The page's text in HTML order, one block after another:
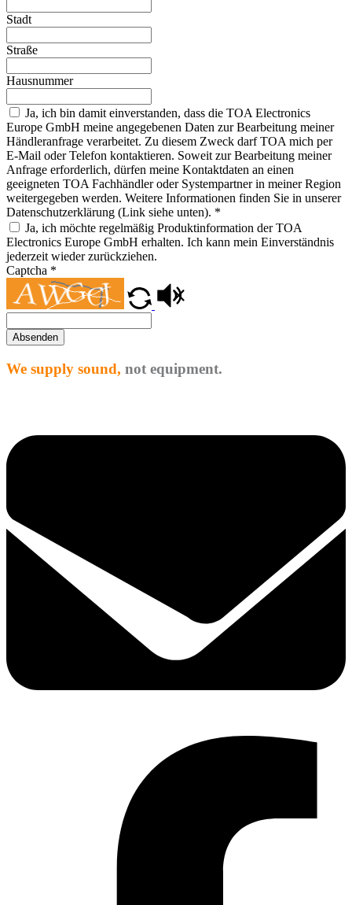
Stadt
Straße
Hausnummer
Ja, ich bin damit einverstanden, dass die TOA Electronics
Europe GmbH meine angegebenen Daten zur Bearbeitung meiner
Händleranfrage verarbeitet. Zu diesem Zweck darf TOA mich per
E-Mail oder Telefon kontaktieren. Soweit zur Bearbeitung meiner
Anfrage erforderlich, dürfen meine Kontaktdaten an einen
geeigneten TOA Fachhändler oder Systempartner in meiner Region
weitergegeben werden. Weitere Informationen finden Sie in unserer
Datenschutzerklärung (Link siehe unten). *
Ja, ich möchte regelmäßig Produktinformation der TOA
Electronics Europe GmbH erhalten. Ich kann mein Einverständnis
jederzeit wieder zurückziehen.
Captcha *
Absenden
We supply sound, not equipment.